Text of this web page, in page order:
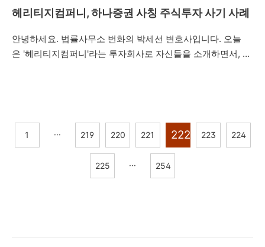
헤리티지컴퍼니, 하나증권 사칭 주식투자 사기 사례
안녕하세요. 법률사무소 번화의 박세선 변호사입니다. 오늘
은 '헤리티지컴퍼니'라는 투자회사로 자신들을 소개하면서, 네
을 기망하여 재물의 교부를 받거나 재산상의 이익을 취득한 자
는 10년 이하의 징역 또는 2천만원 이하의 벌금에 처한다. 형
법 제347조에서는 사기죄를 규정하고 있습니다. 주식리딩방
투자사기의 경우, 주식 선물 거래 사기, 비상장 주식 사기, 공모
1 ··· 219 220 221 222 223 224
225 ··· 254